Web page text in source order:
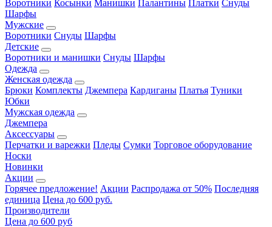
Воротники Косынки Манишки Палантины Платки Снуды
Шарфы
Мужские
Воротники Снуды Шарфы
Детские
Воротники и манишки Снуды Шарфы
Одежда
Женская одежда
Брюки Комплекты Джемпера Кардиганы Платья Туники
Юбки
Мужская одежда
Джемпера
Аксессуары
Перчатки и варежки Пледы Сумки Торговое оборудование
Носки
Новинки
Акции
Горячее предложение! Акции Распродажа от 50% Последняя
единица Цена до 600 руб.
Производители
Цена до 600 руб